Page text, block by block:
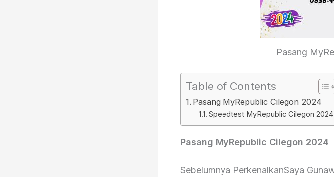
Pasang
Table of Contents
Pasang MyRepublic Cilegon 2024
Speedtest MyRepublic Cilegon 2024
Pasang MyRepublic Cilegon 2024
Sebelumnya PerkenalkanSaya